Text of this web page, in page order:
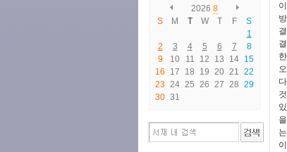
2026 8
S
M T W T F
S
1
2
3 4 5 6 7
8
9
10 11 12 13 14 15
16
17 18 19 20 21 22
23 24 25 26 27 28 29
30 31